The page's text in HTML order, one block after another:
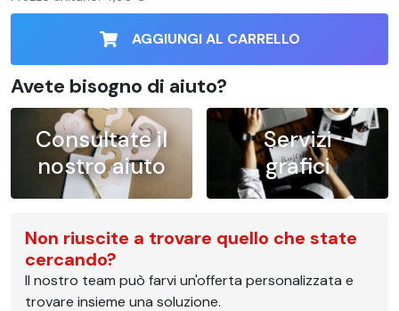
AGGIUNGI AL CARRELLO
Avete bisogno di aiuto?
Consultate il
nostro aiuto
Servizi
grafici
Non riuscite a trovare quello che state
cercando?
Il nostro team può farvi un'offerta personalizzata e
trovare insieme una soluzione.